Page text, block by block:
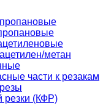
метан
части к резакам
резки (КФР)